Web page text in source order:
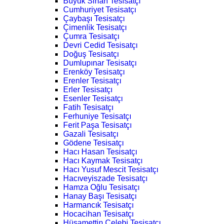
Cumhuriyet Tesisatçı
Çaybaşı Tesisatçı
Çimenlik Tesisatçı
Çumra Tesisatçı
Devri Cedid Tesisatçı
Doğuş Tesisatçı
Dumlupınar Tesisatçı
Erenköy Tesisatçı
Erenler Tesisatçı
Erler Tesisatçı
Esenler Tesisatçı
Fatih Tesisatçı
Ferhuniye Tesisatçı
Ferit Paşa Tesisatçı
Gazali Tesisatçı
Gödene Tesisatçı
Hacı Hasan Tesisatçı
Hacı Kaymak Tesisatçı
Hacı Yusuf Mescit Tesisatçı
Hacıveyiszade Tesisatçı
Hamza Oğlu Tesisatçı
Hanay Başı Tesisatçı
Harmancık Tesisatçı
Hocacihan Tesisatçı